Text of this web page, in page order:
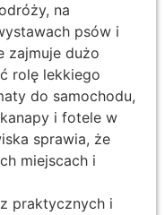
na
psów i
zajmuje dużo
rolę lekkiego
do samochodu,
i fotele w
sprawia, że
miejscach i
praktycznych i